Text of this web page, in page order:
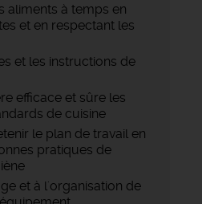
aliments à temps en
et en respectant les
et les instructions de
efficace et sûre les
de cuisine
le plan de travail en
pratiques de
et à l'organisation de